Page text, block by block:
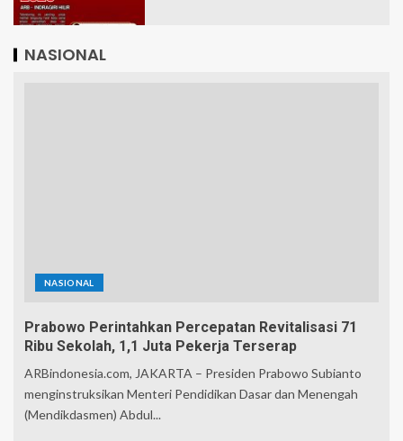
NASIONAL
NASIONAL
Prabowo Perintahkan Percepatan Revitalisasi 71
Ribu Sekolah, 1,1 Juta Pekerja Terserap
ARBindonesia.com, JAKARTA – Presiden Prabowo Subianto
menginstruksikan Menteri Pendidikan Dasar dan Menengah
(Mendikdasmen) Abdul...